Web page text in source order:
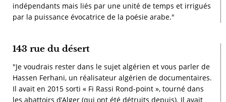
indépendants mais liés par une unité de temps et irrigués
par la puissance évocatrice de la poésie arabe."
143 rue du désert
"Je voudrais rester dans le sujet algérien et vous parler de
Hassen Ferhani, un réalisateur algérien de documentaires.
Il avait en 2015 sorti « Fi Rassi Rond-point », tourné dans
les abattoirs d’Alger (qui ont été détruits depuis). Il avait